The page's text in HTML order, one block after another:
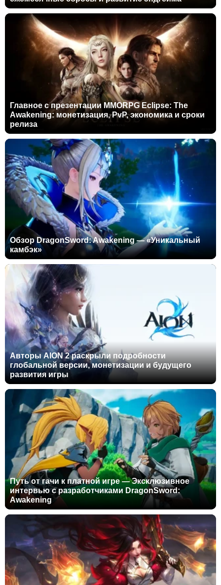
Главное с презентации MMORPG Eclipse: The
Awakening: монетизация, PvP, экономика и сроки
релиза
Обзор DragonSword: Awakening — «Уникальный
камбэк»
Авторы AION 2 раскрыли подробности
глобальной версии, монетизации и будущего
развития игры
Путь от гачи к платной игре — Эксклюзивное
интервью с разработчиками DragonSword:
Awakening